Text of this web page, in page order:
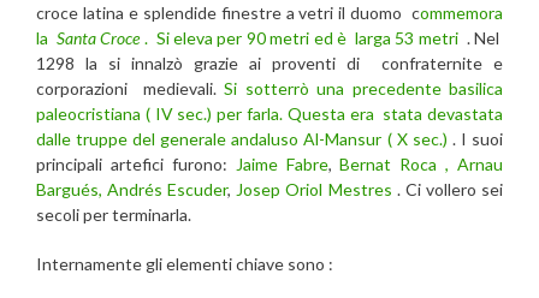
croce latina e splendide finestre a vetri il duomo commemora
la Santa Croce. Si eleva per 90 metri ed è larga 53 metri . Nel
1298 la si innalzò grazie ai proventi di confraternite e
corporazioni medievali.Si sotterrò una precedente basilica
paleocristiana ( IV sec.) per farla. Questa era stata devastata
dalle truppe del generale andaluso Al-Mansur ( X sec.) . I suoi
principali artefici furono: Jaime Fabre,Bernat Roca , Arnau
Bargués, Andrés Escuder, Josep Oriol Mestres . Ci vollero sei
secoli per terminarla.
Internamente gli elementi chiave sono :